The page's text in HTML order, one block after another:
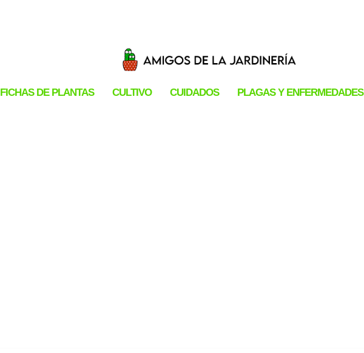
FICHAS DE PLANTAS CULTIVO CUIDADOS PLAGAS Y ENFERMEDADES